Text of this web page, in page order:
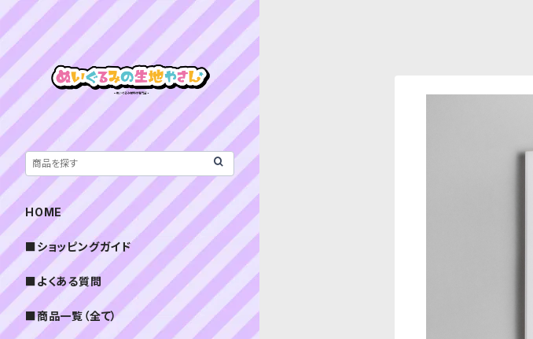
HOME
■ショッピングガイド
■よくある質問
■商品一覧（全て）